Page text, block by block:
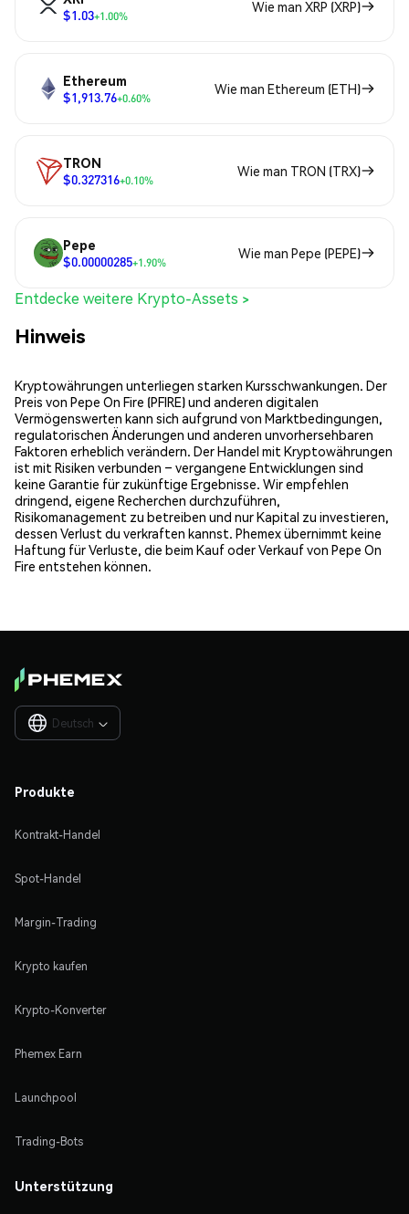
$1.03+1.00%
Wie man XRP (XRP)
Ethereum
$1,913.76+0.60%
Wie man Ethereum (ETH)
TRON
$0.327316+0.10%
Wie man TRON (TRX)
Pepe
$0.00000285+1.90%
Wie man Pepe (PEPE)
Entdecke weitere Krypto-Assets >
Hinweis
Kryptowährungen unterliegen starken Kursschwankungen. Der
Preis von Pepe On Fire (PFIRE) und anderen digitalen
Vermögenswerten kann sich aufgrund von Marktbedingungen,
regulatorischen Änderungen und anderen unvorhersehbaren
Faktoren erheblich verändern. Der Handel mit Kryptowährungen
ist mit Risiken verbunden – vergangene Entwicklungen sind
keine Garantie für zukünftige Ergebnisse. Wir empfehlen
dringend, eigene Recherchen durchzuführen,
Risikomanagement zu betreiben und nur Kapital zu investieren,
dessen Verlust du verkraften kannst. Phemex übernimmt keine
Haftung für Verluste, die beim Kauf oder Verkauf von Pepe On
Fire entstehen können.
Deutsch 
Produkte
Kontrakt-Handel
Spot-Handel
Margin-Trading
Krypto kaufen
Krypto-Konverter
Phemex Earn
Launchpool
Trading-Bots
Unterstützung